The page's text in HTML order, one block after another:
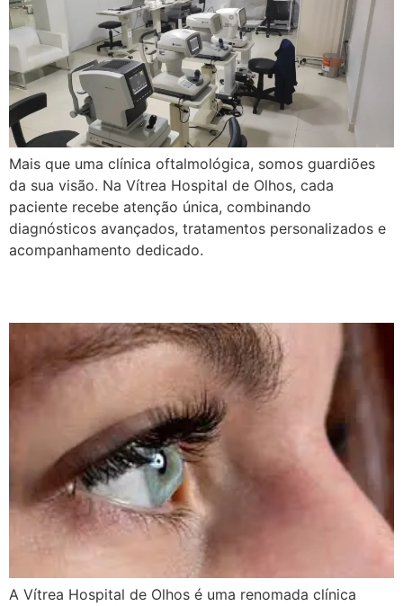
Mais que uma clínica oftalmológica, somos guardiões
da sua visão. Na Vítrea Hospital de Olhos, cada
paciente recebe atenção única, combinando
diagnósticos avançados, tratamentos personalizados e
acompanhamento dedicado.
A Vítrea Hospital de Olhos é uma renomada clínica